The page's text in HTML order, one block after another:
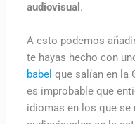
audiovisual .
A esto podemos
te hayas hecho con
babel que salían en la
es improbable que
idiomas en los que se